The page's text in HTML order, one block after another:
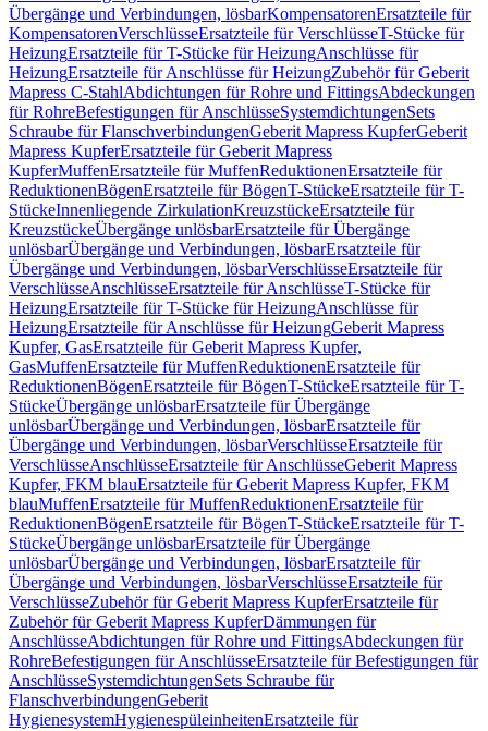
Übergänge und Verbindungen, lösbarKompensatorenErsatzteile für
KompensatorenVerschlüsseErsatzteile für VerschlüsseT-Stücke für
HeizungErsatzteile für T-Stücke für HeizungAnschlüsse für
HeizungErsatzteile für Anschlüsse für HeizungZubehör für Geberit
Mapress C-StahlAbdichtungen für Rohre und FittingsAbdeckungen
für RohreBefestigungen für AnschlüsseSystemdichtungenSets
Schraube für FlanschverbindungenGeberit Mapress KupferGeberit
Mapress KupferErsatzteile für Geberit Mapress
KupferMuffenErsatzteile für MuffenReduktionenErsatzteile für
ReduktionenBögenErsatzteile für BögenT-StückeErsatzteile für T-
StückeInnenliegende ZirkulationKreuzstückeErsatzteile für
KreuzstückeÜbergänge unlösbarErsatzteile für Übergänge
unlösbarÜbergänge und Verbindungen, lösbarErsatzteile für
Übergänge und Verbindungen, lösbarVerschlüsseErsatzteile für
VerschlüsseAnschlüsseErsatzteile für AnschlüsseT-Stücke für
HeizungErsatzteile für T-Stücke für HeizungAnschlüsse für
HeizungErsatzteile für Anschlüsse für HeizungGeberit Mapress
Kupfer, GasErsatzteile für Geberit Mapress Kupfer,
GasMuffenErsatzteile für MuffenReduktionenErsatzteile für
ReduktionenBögenErsatzteile für BögenT-StückeErsatzteile für T-
StückeÜbergänge unlösbarErsatzteile für Übergänge
unlösbarÜbergänge und Verbindungen, lösbarErsatzteile für
Übergänge und Verbindungen, lösbarVerschlüsseErsatzteile für
VerschlüsseAnschlüsseErsatzteile für AnschlüsseGeberit Mapress
Kupfer, FKM blauErsatzteile für Geberit Mapress Kupfer, FKM
blauMuffenErsatzteile für MuffenReduktionenErsatzteile für
ReduktionenBögenErsatzteile für BögenT-StückeErsatzteile für T-
StückeÜbergänge unlösbarErsatzteile für Übergänge
unlösbarÜbergänge und Verbindungen, lösbarErsatzteile für
Übergänge und Verbindungen, lösbarVerschlüsseErsatzteile für
VerschlüsseZubehör für Geberit Mapress KupferErsatzteile für
Zubehör für Geberit Mapress KupferDämmungen für
AnschlüsseAbdichtungen für Rohre und FittingsAbdeckungen für
RohreBefestigungen für AnschlüsseErsatzteile für Befestigungen für
AnschlüsseSystemdichtungenSets Schraube für
FlanschverbindungenGeberit
HygienesystemHygienespüleinheitenErsatzteile für